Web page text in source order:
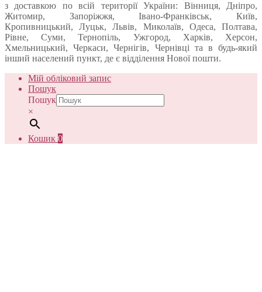
з доставкою по всій території України: Вінниця, Дніпро,
Житомир, Запоріжжя, Івано-Франківськ, Київ,
Кропивницький, Луцьк, Львів, Миколаїв, Одеса, Полтава,
Рівне, Суми, Тернопіль, Ужгород, Харків, Херсон,
Хмельницький, Черкаси, Чернігів, Чернівці та в будь-який
інший населений пункт, де є відділення Нової пошти.
Мій обліковий запис
Пошук
Пошук
×
Кошик 0